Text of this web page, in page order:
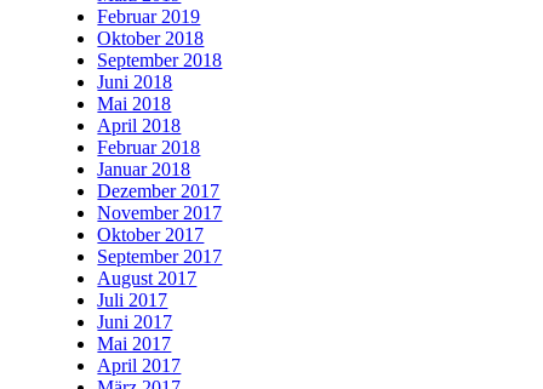
Februar 2019
Oktober 2018
September 2018
Juni 2018
Mai 2018
April 2018
Februar 2018
Januar 2018
Dezember 2017
November 2017
Oktober 2017
September 2017
August 2017
Juli 2017
Juni 2017
Mai 2017
April 2017